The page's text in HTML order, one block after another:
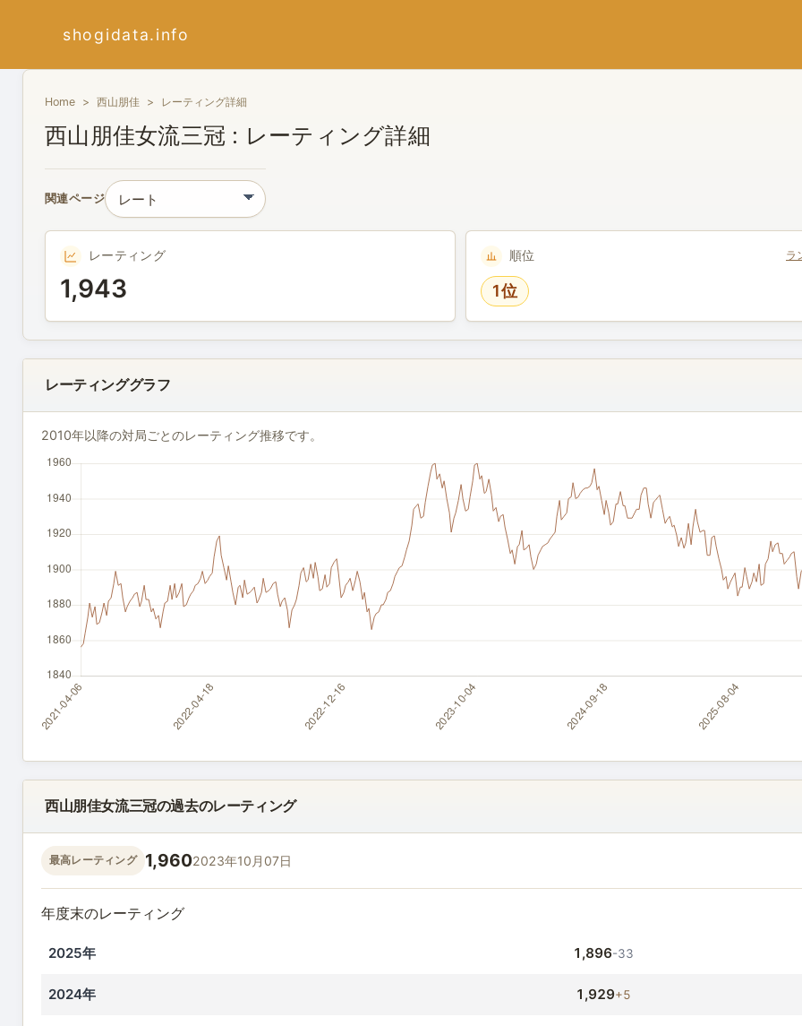
shogidata.info
Home 西山朋佳 レーティング詳細
西山朋佳女流三冠 : レーティング詳細
関連ページ
レーティング
1,943
順位 ラ
1位
レーティンググラフ
2010年以降の対局ごとのレーティング推移です。
西山朋佳女流三冠の過去のレーティング
最高レーティング 1,9602023年10月07日
年度末のレーティング
2025年 1,896-33
2024年 1,929+5